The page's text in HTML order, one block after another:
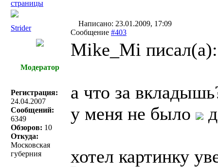
страницы
Strider
Написано: 23.01.2009, 17:09
Сообщение #403
Модератор
Регистрация:
24.04.2007
Сообщений:
6349
Обзоров: 10
Откуда:
Московская
губерния
Mike_Mi писал(a):
а что за
у меня не было
хотел картинку